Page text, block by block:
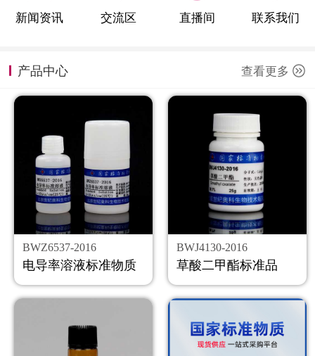
新闻资讯 交流区 直播间 联系我们
产品中心 查看更多
BWZ6537-2016
电导率溶液标准物质
BWJ4130-2016
草酸二甲酯标准品
定制仪器
新闻资讯
公司主页
购物车
会员中心
联系我们
返回主页